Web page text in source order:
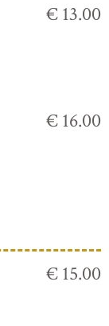
€ 13.00
€ 16.00
€ 15.00